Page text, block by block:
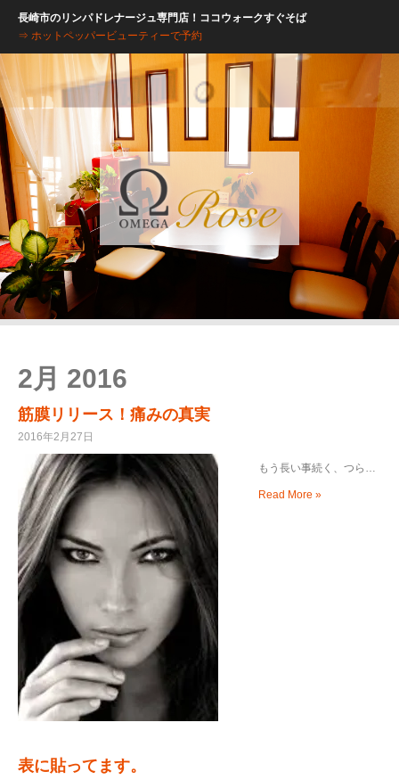
長崎市のリンパドレナージュ専門店！ココウォークすぐそば
⇒ ホットペッパービューティーで予約
2月 2016
筋膜リリース！痛みの真実
2016年2月27日
もう長い事続く、つら…
Read More »
表に貼ってます。